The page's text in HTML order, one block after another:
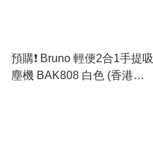
預購❗️ Bruno 輕便2合1手提吸
塵機 BAK808 白色 (香港行